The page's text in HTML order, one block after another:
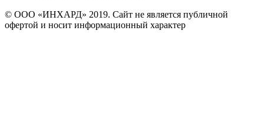
© ООО «ИНХАРД» 2019. Сайт не является публичной
офертой и носит информационный характер